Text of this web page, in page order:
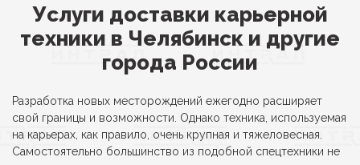
Услуги доставки карьерной
техники в Челябинск и другие
города России
Разработка новых месторождений ежегодно расширяет
свой границы и возможности. Однако техника, используемая
на карьерах, как правило, очень крупная и тяжеловесная.
Самостоятельно большинство из подобной спецтехники не